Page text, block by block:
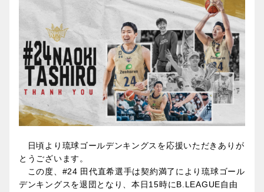
日頃より琉球ゴールデンキングスを応援いただきありが
とうございます。
この度、#24 田代直希選手は契約満了により琉球ゴール
デンキングスを退団となり、本日15時にB.LEAGUE自由